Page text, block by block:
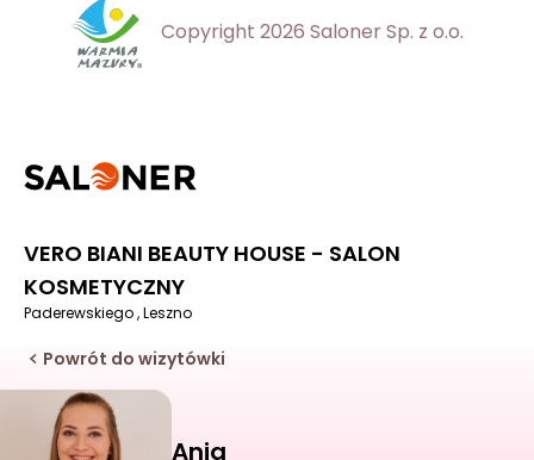
Copyright 2026 Saloner Sp. z o.o.
VERO BIANI BEAUTY HOUSE - SALON
KOSMETYCZNY
Paderewskiego , Leszno
Powrót do wizytówki
Ania